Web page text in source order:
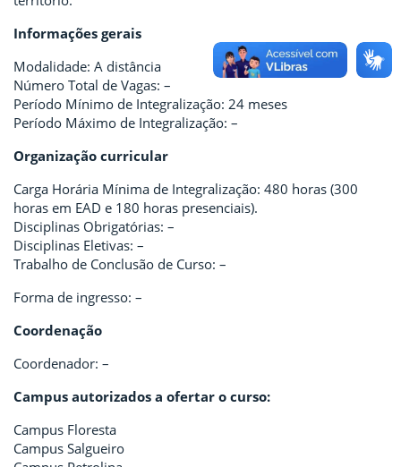
Informações gerais
Modalidade: A distância
Número Total de Vagas: –
Período Mínimo de Integralização: 24 meses
Período Máximo de Integralização: –
Organização curricular
Carga Horária Mínima de Integralização: 480 horas (300
horas em EAD e 180 horas presenciais).
Disciplinas Obrigatórias: –
Disciplinas Eletivas: –
Trabalho de Conclusão de Curso: –
Forma de ingresso: –
Coordenação
Coordenador: –
Campus autorizados a ofertar o curso:
Campus Floresta
Campus Salgueiro